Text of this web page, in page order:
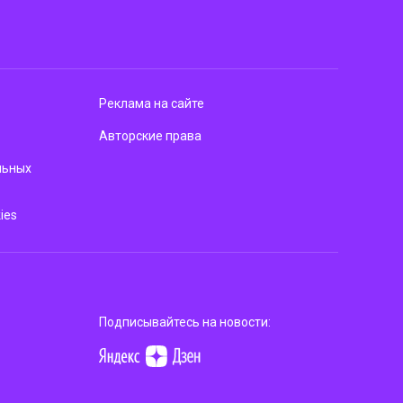
Реклама на сайте
Авторские права
Подписывайтесь на новости: